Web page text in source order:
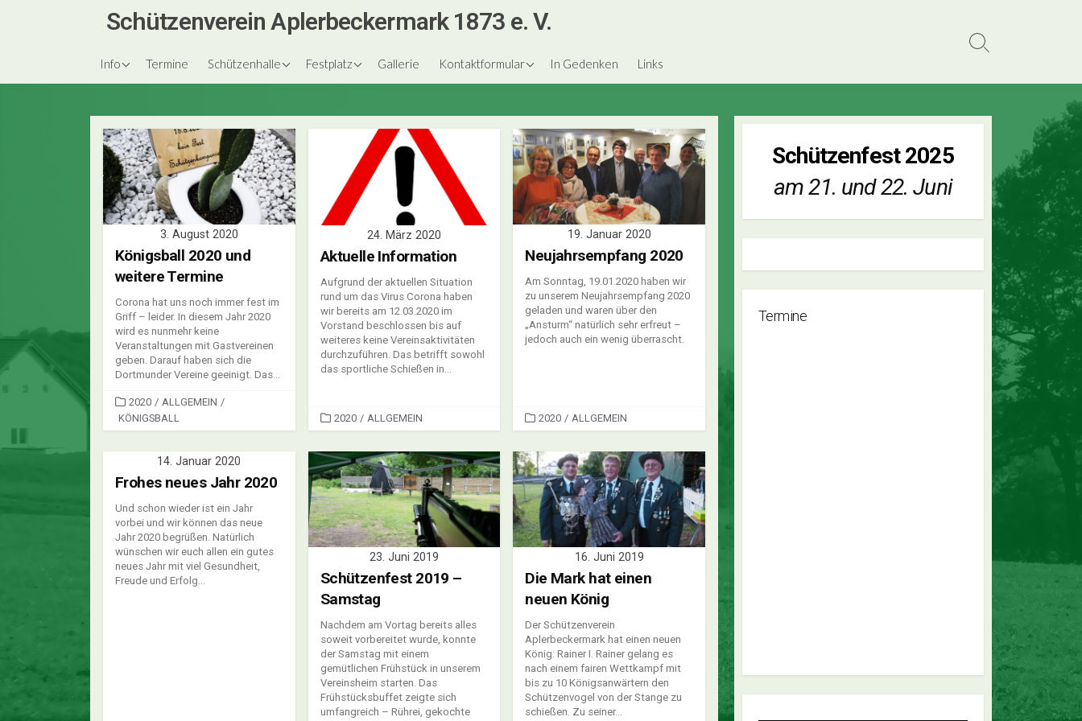
Schützenverein Aplerbeckermark 1873 e. V.
Info
über unsTermine Schützenhalle
Vereinsheim Festplatz
unsere Königspaare
Königsball
Königsbälle
Festzeitungen
Gallerie Kontaktformular
Gästebuch In Gedenken Links
Search
3. August 2020
Königsball 2020 und
weitere Termine
Corona hat uns noch immer fest im
Griff – leider. In diesem Jahr 2020
wird es nunmehr keine
Veranstaltungen mit Gastvereinen
geben. Darauf haben sich die
Dortmunder Vereine geeinigt. Das...
CATEGORIES
2020 / ALLGEMEIN /
KÖNIGSBALL
24. März 2020
Aktuelle Information
Aufgrund der aktuellen Situation
rund um das Virus Corona haben
wir bereits am 12.03.2020 im
Vorstand beschlossen bis auf
weiteres keine Vereinsaktivitäten
durchzuführen. Das betrifft sowohl
das sportliche Schießen in...
CATEGORIES
2020 / ALLGEMEIN
19. Januar 2020
Neujahrsempfang 2020
Am Sonntag, 19.01.2020 haben wir
zu unserem Neujahrsempfang 2020
geladen und waren über den
„Ansturm“ natürlich sehr erfreut –
jedoch auch ein wenig überrascht.
CATEGORIES
2020 / ALLGEMEIN
14. Januar 2020
Frohes neues Jahr 2020
Und schon wieder ist ein Jahr
vorbei und wir können das neue
Jahr 2020 begrüßen. Natürlich
wünschen wir euch allen ein gutes
neues Jahr mit viel Gesundheit,
Freude und Erfolg...
23. Juni 2019
Schützenfest 2019 –
Samstag
Nachdem am Vortag bereits alles
soweit vorbereitet wurde, konnte
der Samstag mit einem
gemütlichen Frühstück in unserem
Vereinsheim starten. Das
Frühstücksbuffet zeigte sich
umfangreich – Rührei, gekochte
16. Juni 2019
Die Mark hat einen
neuen König
Der Schützenverein
Aplerbeckermark hat einen neuen
König: Rainer I. Rainer gelang es
nach einem fairen Wettkampf mit
bis zu 10 Königsanwärtern den
Schützenvogel von der Stange zu
schießen. Zu seiner...
Schützenfest 2025
am 21. und 22. Juni
Termine